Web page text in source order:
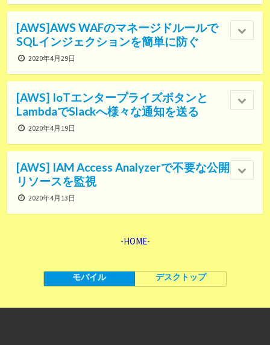
[AWS]AWS WAFのマネージドルールで
SQLインジェクションを簡単に防ぐ
2020年4月29日
[AWS] IoTエンタープライズボタンと
LambdaでSlackへ様々な通知を送る
2020年4月19日
[AWS] IAM Access Analyzerで不要な公開
リソースを監視
2020年4月13日
-HOME-
モバイル デスクトップ